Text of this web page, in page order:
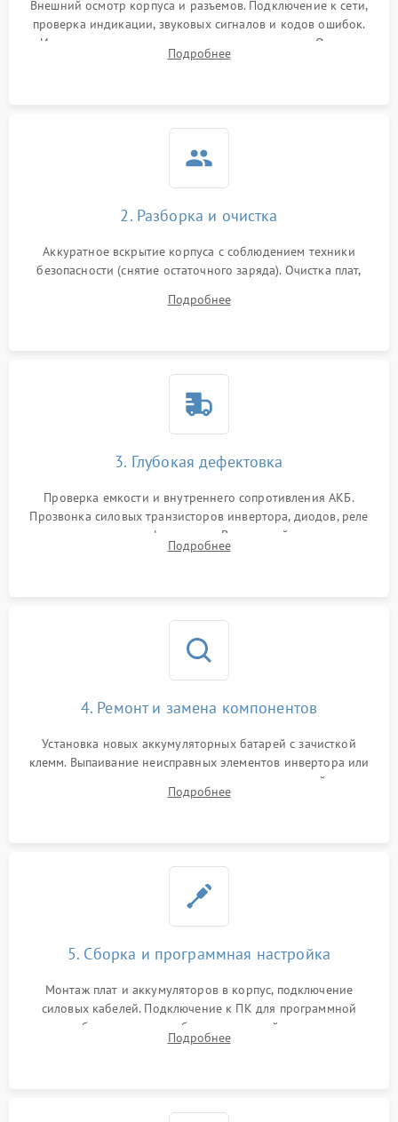
Внешний осмотр корпуса и разъемов. Подключение к сети,
проверка индикации, звуковых сигналов и кодов ошибок.
Измерение входного и выходного напряжения. Оценка
реакции ИБП на отключение основного питания без
Подробнее
2. Разборка и очистка
Аккуратное вскрытие корпуса с соблюдением техники
безопасности (снятие остаточного заряда). Очистка плат,
и кистей для предотвращения перегрева и замыканий.
Подробнее
3. Глубокая дефектовка
Проверка емкости и внутреннего сопротивления АКБ.
Прозвонка силовых транзисторов инвертора, диодов, реле
переключения и трансформатора. Визуальный поиск вздутых
конденсаторов и прогаров на печатной плате.
Подробнее
4. Ремонт и замена компонентов
Установка новых аккумуляторных батарей с зачисткой
клемм. Выпаивание неисправных элементов инвертора или
цепи зарядки и монтаж новых радиодеталей.
Восстановление поврежденных токоведущих дорожек и
Подробнее
5. Сборка и программная настройка
Монтаж плат и аккумуляторов в корпус, подключение
силовых кабелей. Подключение к ПК для программной
калибровки констант батареи, настройки порогов
срабатывания AVR и сброса счетчиков старения АКБ.
Подробнее